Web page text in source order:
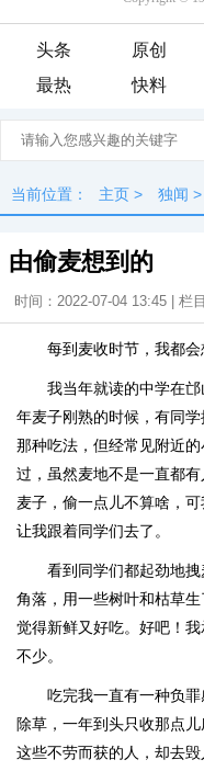
头条 原创
最热
快料
当前位置： 主页 > 独闻 >
由偷麦想到的
时间：2022-07-04 13:45 | 栏
每到麦收时节，我都会
我当年就读的中学在
年麦子刚熟的时候，有同
那种吃法，但经常见附近
过，虽然麦地不是一直都
麦子，偷一点儿不算啥，
让我跟着同学们去了。
看到同学们都起劲地
角落，用一些树叶和枯草
觉得新鲜又好吃。好吧！
不少。
吃完我一直有一种负罪
除草，一年到头只收那点
这些不劳而获的人，却去